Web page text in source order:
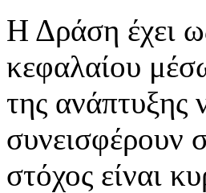
Η Δράση έχει
κεφαλαίου
της ανάπτυξης
συνεισφέρουν
στόχος είναι